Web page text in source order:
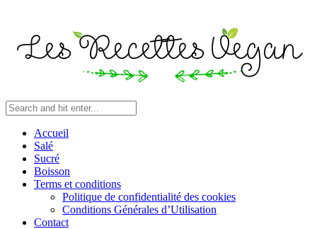
Accueil
Salé
Sucré
Boisson
Terms et conditions
Politique de confidentialité des cookies
Conditions Générales d’Utilisation
Contact